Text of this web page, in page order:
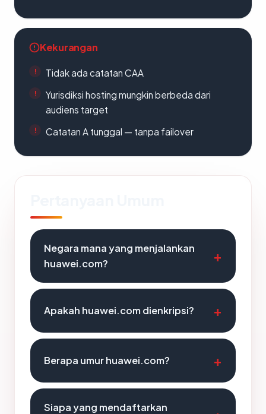
Kekurangan
Tidak ada catatan CAA
Yurisdiksi hosting mungkin berbeda dari
audiens target
Catatan A tunggal — tanpa failover
Negara mana yang menjalankan
huawei.com?
Apakah huawei.com dienkripsi?
Berapa umur huawei.com?
Siapa yang mendaftarkan